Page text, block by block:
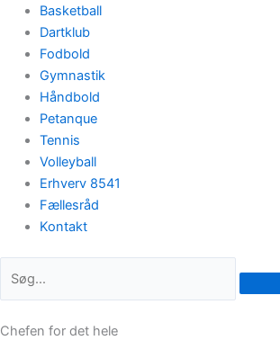
Basketball
Dartklub
Fodbold
Gymnastik
Håndbold
Petanque
Tennis
Volleyball
Erhverv 8541
Fællesråd
Kontakt
Chefen for det hele